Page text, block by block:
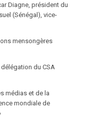
Diagne, président du
(Sénégal), vice-
mensongères
du CSA
médias et de la
mondiale de